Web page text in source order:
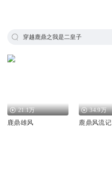
穿越鹿鼎之我是二皇子
21.1万
鹿鼎雄风
34.9万
鹿鼎风流记